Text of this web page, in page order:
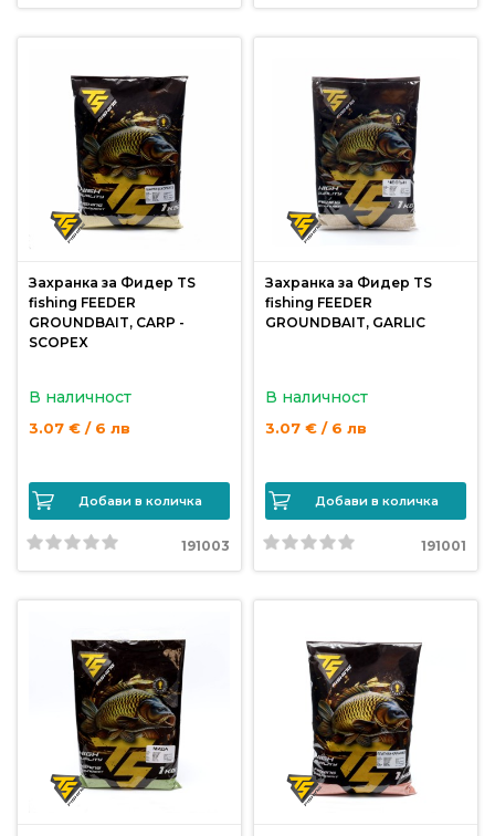
Политика
използване
“бисквитки”
(Cookie)
Copyright
2026
Всички
права
Интернет
Маркетинг
Дизайн
от
Weberest
Захранка за Фидер TS
fishing FEEDER
GROUNDBAIT, CARP -
SCOPEX
В наличност
3.07 € / 6 лв
Добави в количка
191003
Захранка за Фидер TS
fishing FEEDER
GROUNDBAIT, GARLIC
В наличност
3.07 € / 6 лв
Добави в количка
191001